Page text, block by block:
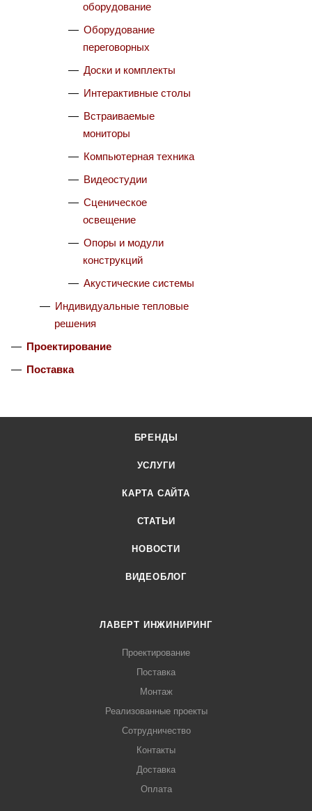
оборудование
Оборудование
переговорных
Доски и комплекты
Интерактивные столы
Встраиваемые
мониторы
Компьютерная техника
Видеостудии
Cценическое
освещение
Опоры и модули
конструкций
Акустические системы
Индивидуальные тепловые
решения
Проектирование
Поставка
БРЕНДЫ
УСЛУГИ
КАРТА САЙТА
СТАТЬИ
НОВОСТИ
ВИДЕОБЛОГ
ЛАВЕРТ ИНЖИНИРИНГ
Проектирование
Поставка
Монтаж
Реализованные проекты
Сотрудничество
Контакты
Доставка
Оплата